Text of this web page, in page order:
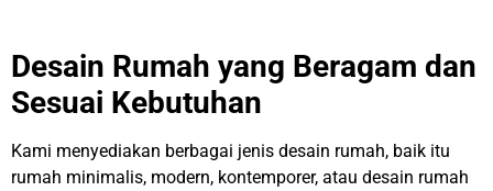
Desain Rumah yang Beragam dan
Sesuai Kebutuhan
Kami menyediakan berbagai jenis desain rumah, baik itu
rumah minimalis, modern, kontemporer, atau desain rumah